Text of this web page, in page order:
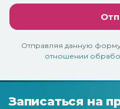
Отправляя данную
отношении
Записаться на